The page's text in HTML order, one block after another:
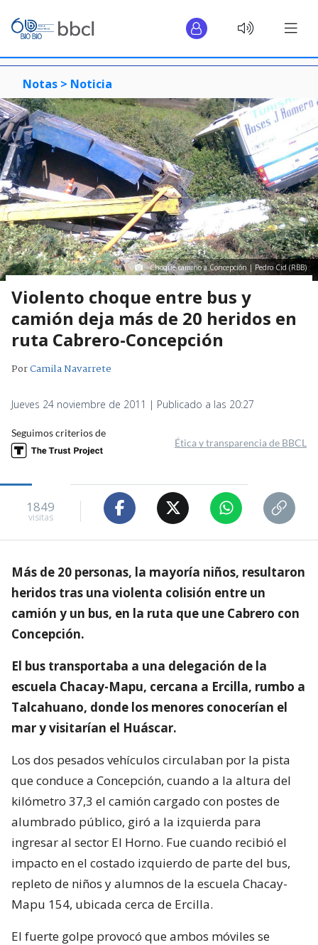
Notas > Noticia
Choque camino a Concepción | Pedro Cid (RBB)
Violento choque entre bus y
camión deja más de 20 heridos en
ruta Cabrero-Concepción
PorCamila Navarrete
Jueves 24 noviembre de 2011 | Publicado a las 20:27
Seguimos criterios de
Ética y transparencia de BBCL
1849
visitas
Más de 20 personas, la mayoría niños, resultaron
heridos tras una violenta colisión entre un
camión y un bus, en la ruta que une Cabrero con
Concepción.
El bus transportaba a una delegación de la
escuela Chacay-Mapu, cercana a Ercilla, rumbo a
Talcahuano, donde los menores conocerían el
mar y visitarían el Huáscar.
Los dos pesados vehículos circulaban por la pista
que conduce a Concepción, cuando a la altura del
kilómetro 37,3 el camión cargado con postes de
alumbrado público, giró a la izquierda para
ingresar al sector El Horno. Fue cuando recibió el
impacto en el costado izquierdo de parte del bus,
repleto de niños y alumnos de la escuela Chacay-
Mapu 154, ubicada cerca de Ercilla.
El fuerte golpe provocó que ambos móviles se